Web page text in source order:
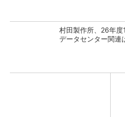
村田製作所、26年
データセンター関連